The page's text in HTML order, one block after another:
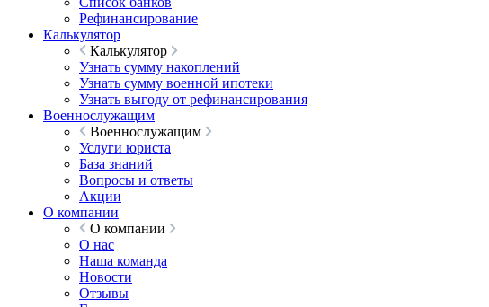
Рефинансирование
Калькулятор
Калькулятор
Узнать сумму накоплений
Узнать сумму военной ипотеки
Узнать выгоду от рефинансирования
Военнослужащим
Военнослужащим
Услуги юриста
База знаний
Вопросы и ответы
Акции
О компании
О компании
О нас
Наша команда
Новости
Отзывы